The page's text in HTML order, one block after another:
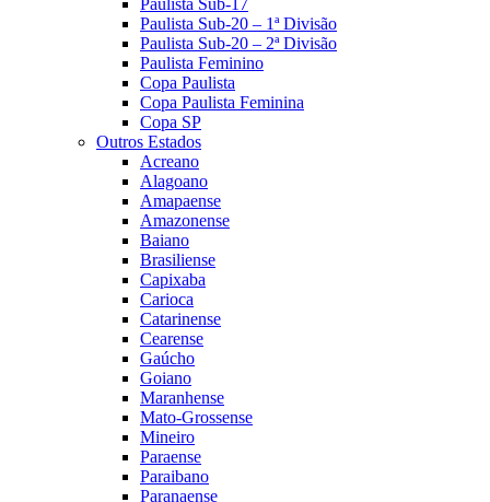
Paulista Sub-20 – 1ª Divisão
Paulista Sub-20 – 2ª Divisão
Paulista Feminino
Copa Paulista
Copa Paulista Feminina
Copa SP
Outros Estados
Acreano
Alagoano
Amapaense
Amazonense
Baiano
Brasiliense
Capixaba
Carioca
Catarinense
Cearense
Gaúcho
Goiano
Maranhense
Mato-Grossense
Mineiro
Paraense
Paraibano
Paranaense